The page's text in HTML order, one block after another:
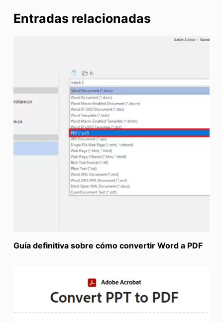
Entradas relacionadas
Guía definitiva sobre cómo convertir Word a PDF